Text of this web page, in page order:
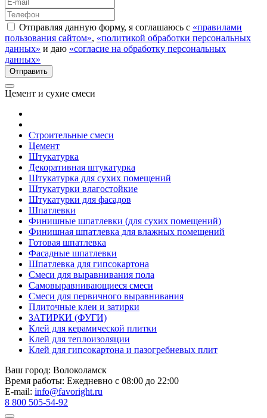
Отправляя данную форму, я соглашаюсь с «правилами
пользования сайтом», «политикой обработки персональных
данных» и даю «согласие на обработку персональных
данных»
Цемент и сухие смеси
Строительные смеси
Цемент
Штукатурка
Декоративная штукатурка
Штукатурка для сухих помещений
Штукатурки влагостойкие
Штукатурки для фасадов
Шпатлевки
Финишные шпатлевки (для сухих помещений)
Финишная шпатлевка для влажных помещений
Готовая шпатлевка
Фасадные шпатлевки
Шпатлевка для гипсокартона
Смеси для выравнивания пола
Самовыравнивающиеся смеси
Смеси для первичного выравнивания
Плиточные клеи и затирки
ЗАТИРКИ (ФУГИ)
Клей для керамической плитки
Клей для теплоизоляции
Клей для гипсокартона и пазогребневых плит
Ваш город: Волоколамск
Время работы: Ежедневно с 08:00 до 22:00
E-mail: info@favoright.ru
8 800 505-54-92